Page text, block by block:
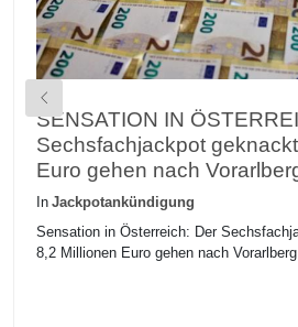
SENSATION IN
Sechsfachjackpot
Euro gehen nach
In Jackpotankündigung
Sensation in Österreich: Der
8,2 Millionen Euro gehen nach